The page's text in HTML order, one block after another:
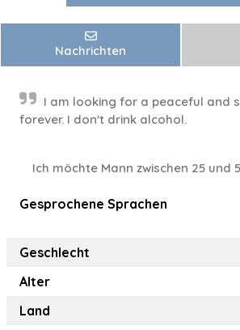
Nachrichten
I am looking for a peaceful and
forever. I don't drink alcohol.
Ich möchte Mann zwischen 25 und
Gesprochene Sprachen
Geschlecht
Alter
Land